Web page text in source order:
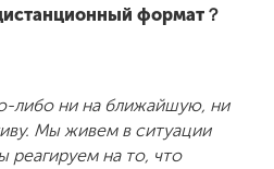
формат？
либо ни на ближайшую, ни
Мы живем в ситуации
реагируем на то, что